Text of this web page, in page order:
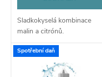
d
u
o
d
u
Sladkokyselá kombinace
malin a citrónů.
Spotřební daň